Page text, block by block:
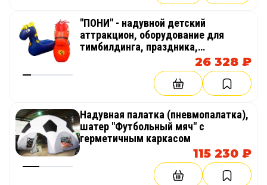
"ПОНИ" - надувной детский
аттракцион, оборудование для
тимбилдинга, праздника,
корпоратива, соревнований,
веселых стартов, эстафет
26 328 ₽
Надувная палатка (пневмопалатка),
шатер "Футбольный мяч" с
герметичным каркасом
115 230 ₽